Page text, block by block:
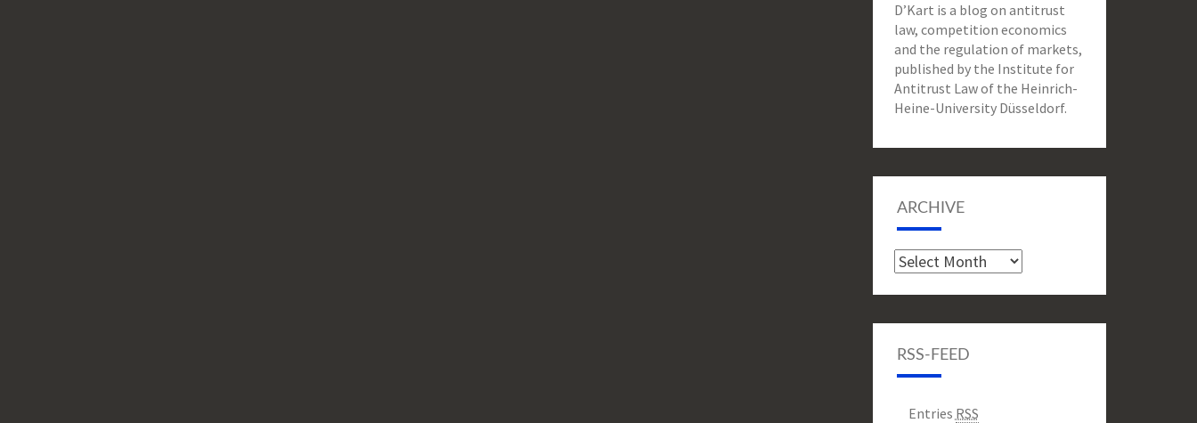
D’Kart is a blog on antitrust
law, competition economics
and the regulation of markets,
published by the Institute for
Antitrust Law of the Heinrich-
Heine-University Düsseldorf.
ARCHIVE
Archive
RSS-FEED
Entries RSS